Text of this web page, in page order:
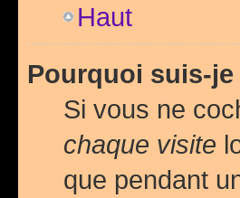
Haut
Pourquoi suis-
Si vous ne
chaque visite
que pendant